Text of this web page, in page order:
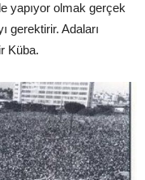
yapıyor olmak gerçek
gerektirir. Adaları
Küba.